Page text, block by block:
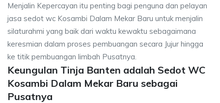
Menjalin Kepercayan itu penting bagi penguna dan pelayan
jasa sedot wc Kosambi Dalam Mekar Baru untuk menjalin
silaturahmi yang baik dari waktu kewaktu sebagaimana
keresmian dalam proses pembuangan secara Jujur hingga
ke titik pembuangan limbah Pusatnya.
Keungulan Tinja Banten adalah Sedot WC
Kosambi Dalam Mekar Baru sebagai
Pusatnya